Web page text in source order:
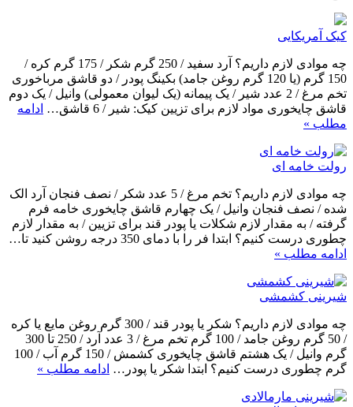
کیک آمریکایی
چه موادی لازم داریم؟ آرد سفید / 250 گرم شکر / 175 گرم کره /
150 گرم (یا 120 گرم روغن جامد) بکینگ پودر / دو قاشق مرباخوری
تخم مرغ / 2 عدد شیر / یک پیمانه (یک لیوان معمولی) وانیل / یک دوم
قاشق چایخوری مواد لازم برای تزیین کیک: شیر / 6 قاشق…
ادامه
مطلب »
رولت خامه ای
چه موادی لازم داریم؟ تخم مرغ / 5 عدد شکر / نصف فنجان آرد الک
شده / نصف فنجان وانیل / یک چهارم قاشق چایخوری خامه فرم
گرفته / به مقدار لازم شکلات یا پودر قند برای تزیین / به مقدار لازم
چطوری درست کنیم؟ ابتدا فر را با دمای 350 درجه روشن کنید تا…
ادامه مطلب »
شیرینی کشمشی
چه موادی لازم داریم؟ شکر یا پودر قند / 300 گرم روغن مایع یا کره
/ 50 گرم روغن جامد / 100 گرم تخم مرغ / 3 عدد آرد / 250 تا 300
گرم وانیل / یک هشتم قاشق چایخوری کشمش / 150 گرم آب / 100
گرم چطوری درست کنیم؟ ابتدا شکر یا پودر… ادامه مطلب »